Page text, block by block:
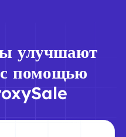
улучшают
с помощью